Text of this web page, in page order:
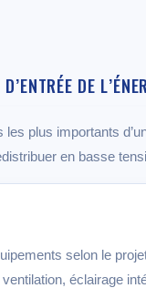
DE
plus importants
en basse
selon le
éclairage